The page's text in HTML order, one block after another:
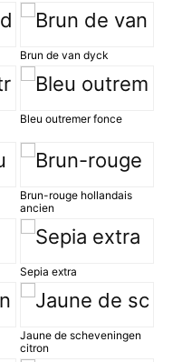
Brun de van dyck
Bleu outremer fonce
Brun-rouge hollandais
ancien
Sepia extra
Jaune de scheveningen
citron